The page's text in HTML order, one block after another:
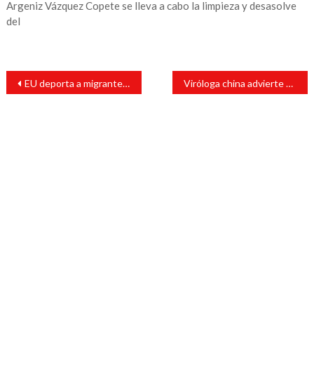
Argeniz Vázquez Copete se lleva a cabo la limpieza y desasolve
del
Navegación
entradas
EU deporta a migrantes con Covid-19; confirman 33 contagios en albergue de Nogales, Sonora Viróloga china advierte que habrá más mutaciones mortales de covid-19